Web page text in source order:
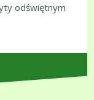
odświętnym